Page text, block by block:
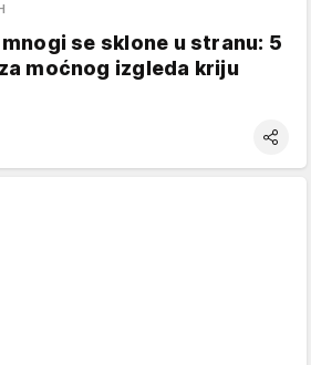
se sklone u stranu: 5
moćnog izgleda kriju